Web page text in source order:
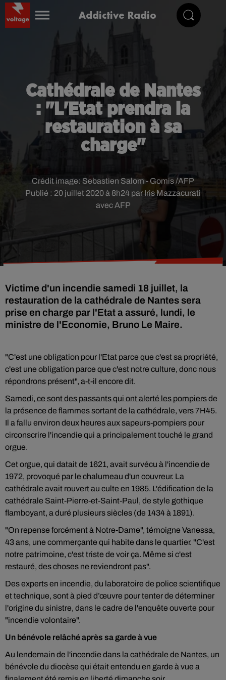
Addictive Radio
Cathédrale de Nantes
: "L'Etat prendra la
restauration à sa
charge"
Publié : 20 juillet 2020 à 8h24 par Iris Mazzacurati
avec AFP
Crédit image: Sebastien Salom - Gomis /AFP
Victime d'un incendie samedi 18 juillet, la
restauration de la cathédrale de Nantes sera
prise en charge par l'Etat a assuré, lundi, le
ministre de l'Economie, Bruno Le Maire.
"C'est une obligation pour l'Etat parce que c'est sa propriété,
c'est une obligation parce que c'est notre culture, donc nous
répondrons présent", a-t-il encore dit.
Samedi, ce sont des passants qui ont alerté les pompiersde
la présence de flammes sortant de la cathédrale, vers 7H45.
Il a fallu environ deux heures aux sapeurs-pompiers pour
circonscrire l'incendie qui a principalement touché le grand
orgue.
Cet orgue, qui datait de 1621, avait survécu à l'incendie de
1972, provoqué par le chalumeau d'un couvreur. La
cathédrale avait rouvert au culte en 1985. L'édification de la
cathédrale Saint-Pierre-et-Saint-Paul, de style gothique
flamboyant, a duré plusieurs siècles (de 1434 à 1891).
"On repense forcément à Notre-Dame", témoigne Vanessa,
43 ans, une commerçante qui habite dans le quartier. "C'est
notre patrimoine, c'est triste de voir ça. Même si c'est
restauré, des choses ne reviendront pas".
Des experts en incendie, du laboratoire de police scientifique
et technique, sont à pied d’œuvre pour tenter de déterminer
l'origine du sinistre, dans le cadre de l'enquête ouverte pour
"incendie volontaire".
Un bénévole relâché après sa garde à vue
Au lendemain de l'incendie dans la cathédrale de Nantes, un
bénévole du diocèse qui était entendu en garde à vue a